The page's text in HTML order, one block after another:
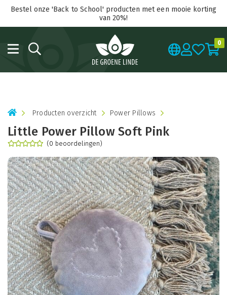
Bestel onze 'Back to School' producten met een mooie korting
van 20%!
0
Producten overzicht Power Pillows
Little Power Pillow Soft Pink
(0 beoordelingen)